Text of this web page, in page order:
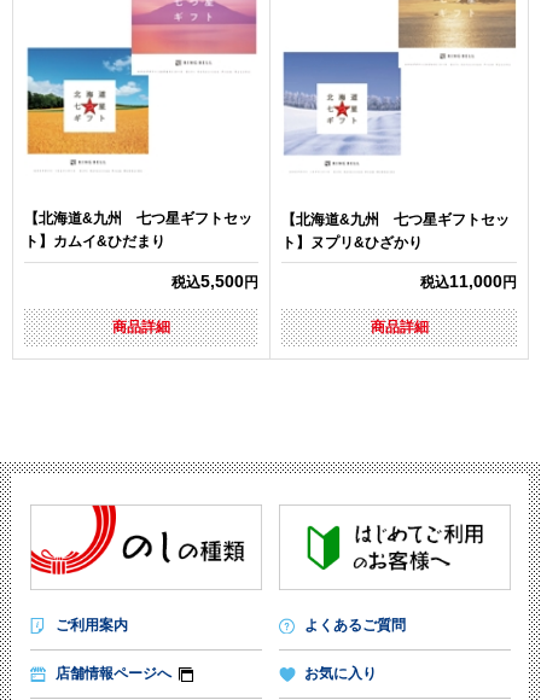
【北海道&九州 七つ星ギフトセッ
ト】カムイ&ひだまり
税込5,500円
商品詳細
【北海道&九州 七つ星ギフトセッ
ト】ヌプリ&ひざかり
税込11,000円
商品詳細
ご利用案内 よくあるご質問
店舗情報ページへ お気に入り